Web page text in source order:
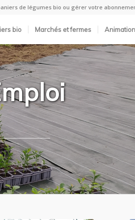
de légumes bio ou gérer votre
bio Marchés et fermes